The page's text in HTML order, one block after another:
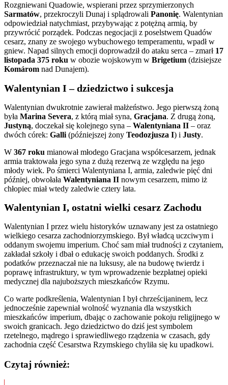
Rozgniewani Quadowie, wspierani przez sprzymierzonych
Sarmatów, przekroczyli Dunaj i splądrowali Panonię. Walentynian
odpowiedział natychmiast, przybywając z potężną armią, by
przywrócić porządek. Podczas negocjacji z poselstwem Quadów
cesarz, znany ze swojego wybuchowego temperamentu, wpadł w
gniew. Napad silnych emocji doprowadził do ataku serca – zmarł 17
listopada 375 roku w obozie wojskowym w Brigetium (dzisiejsze
Komárom nad Dunajem).
Walentynian I – dziedzictwo i sukcesja
Walentynian dwukrotnie zawierał małżeństwo. Jego pierwszą żoną
była Marina Severa, z którą miał syna, Gracjana. Z drugą żoną,
Justyną, doczekał się kolejnego syna – Walentyniana II – oraz
dwóch córek: Galli (późniejszej żony Teodozjusza I) i Justy.
W 367 roku mianował młodego Gracjana współcesarzem, jednak
armia traktowała jego syna z dużą rezerwą ze względu na jego
młody wiek. Po śmierci Walentyniana I, armia, zaledwie pięć dni
później, obwołała Walentyniana II nowym cesarzem, mimo iż
chłopiec miał wtedy zaledwie cztery lata.
Walentynian I, ostatni wielki cesarz Zachodu
Walentynian I przez wielu historyków uznawany jest za ostatniego
wielkiego cesarza zachodniorzymskiego. Był władcą uczciwym i
oddanym swojemu imperium. Choć sam miał trudności z czytaniem,
zakładał szkoły i dbał o edukację swoich poddanych. Środki z
podatków przeznaczał nie na luksusy, ale na budowę twierdz i
poprawę infrastruktury, w tym wprowadzenie bezpłatnej opieki
medycznej dla najuboższych mieszkańców Rzymu.
Co warte podkreślenia, Walentynian I był chrześcijaninem, lecz
jednocześnie zapewniał wolność wyznania dla wszystkich
mieszkańców imperium, dbając o zachowanie pokoju religijnego w
swoich granicach. Jego dziedzictwo do dziś jest symbolem
rzetelnego, mądrego i sprawiedliwego rządzenia w czasach, gdy
zachodnia część Cesarstwa Rzymskiego chyliła się ku upadkowi.
Czytaj również: